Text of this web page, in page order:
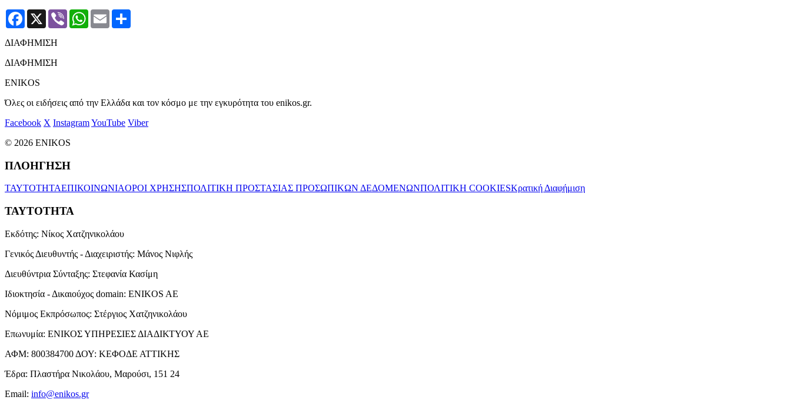
Facebook
X Viber WhatsApp
Email
ΔΙΑΦΗΜΙΣΗ
ΔΙΑΦΗΜΙΣΗ
ENIKOS
Όλες οι ειδήσεις από την Ελλάδα και τον κόσμο με την εγκυρότητα του enikos.gr.
Facebook X InstagramYouTube Viber
© 2026 ENIKOS
ΠΛΟΗΓΗΣΗ
ΤΑΥΤΟΤΗΤΑΕΠΙΚΟΙΝΩΝΙΑΟΡΟΙ ΧΡΗΣΗΣΠΟΛΙΤΙΚΗ ΠΡΟΣΤΑΣΙΑΣ ΠΡΟΣΩΠΙΚΩΝ ΔΕΔΟΜΕΝΩΝΠΟΛΙΤΙΚΗ COOKIESΚρατική Διαφήμιση
ΤΑΥΤΟΤΗΤΑ
Εκδότης: Νίκος Χατζηνικολάου
Γενικός Διευθυντής - Διαχειριστής: Μάνος Νιφλής
Διευθύντρια Σύνταξης: Στεφανία Κασίμη
Ιδιοκτησία - Δικαιούχος domain: ENIKOS AE
Νόμιμος Εκπρόσωπος: Στέργιος Χατζηνικολάου
Επωνυμία: ΕΝΙΚΟΣ ΥΠΗΡΕΣΙΕΣ ΔΙΑΔΙΚΤΥΟΥ ΑΕ
ΑΦΜ: 800384700 ΔΟΥ: ΚΕΦΟΔΕ ΑΤΤΙΚΗΣ
Έδρα: Πλαστήρα Νικολάου, Μαρούσι, 151 24
Email: info@enikos.gr